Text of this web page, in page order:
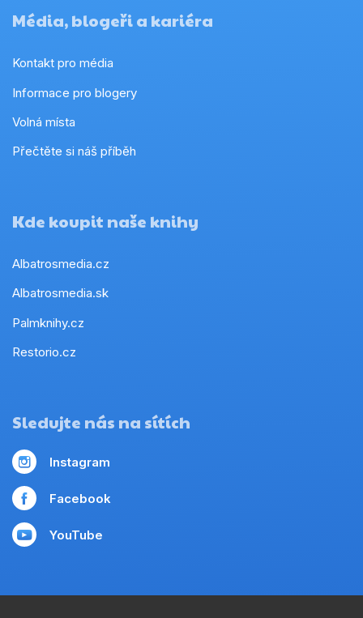
Média, blogeři a kariéra
Kontakt pro média
Informace pro blogery
Volná místa
Přečtěte si náš příběh
Kde koupit naše knihy
Albatrosmedia.cz
Albatrosmedia.sk
Palmknihy.cz
Restorio.cz
Sledujte nás na sítích
Instagram
Facebook
YouTube